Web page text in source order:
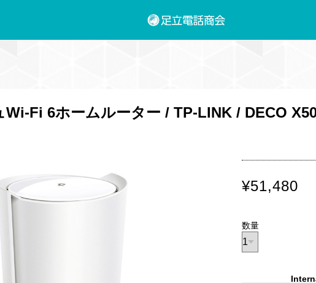
Wi-Fi 6ホームルーター / TP-LINK / DECO
¥51,480
数量